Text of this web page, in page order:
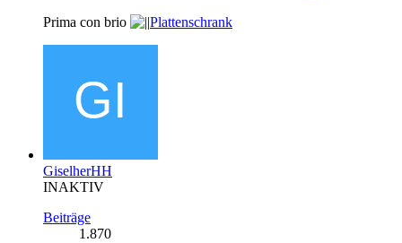
Prima con brio
Plattenschrank
GiselherHH
INAKTIV
Beiträge
1.870